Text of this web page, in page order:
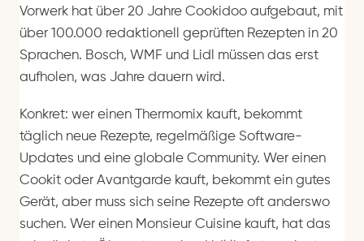
Vorwerk hat über 20 Jahre Cookidoo aufgebaut, mit
über 100.000 redaktionell geprüften Rezepten in 20
Sprachen. Bosch, WMF und Lidl müssen das erst
aufholen, was Jahre dauern wird.
Konkret: wer einen Thermomix kauft, bekommt
täglich neue Rezepte, regelmäßige Software-
Updates und eine globale Community. Wer einen
Cookit oder Avantgarde kauft, bekommt ein gutes
Gerät, aber muss sich seine Rezepte oft anderswo
suchen. Wer einen Monsieur Cuisine kauft, hat das